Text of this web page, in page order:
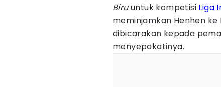
Biruuntuk kompetisi Liga
meminjamkan Henhen
dibicarakan kepada
menyepakatinya.